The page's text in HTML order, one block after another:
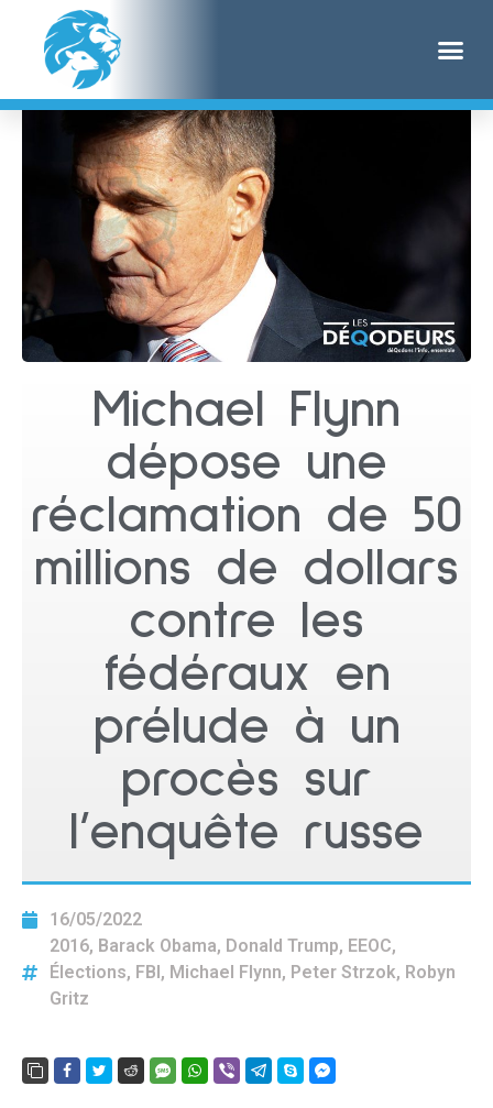
Michael Flynn
dépose une
réclamation de 50
millions de dollars
contre les
fédéraux en
prélude à un
procès sur
l’enquête russe
16/05/2022
2016, Barack Obama, Donald Trump, EEOC,
Élections, FBI , Michael Flynn, Peter Strzok, Robyn
Gritz